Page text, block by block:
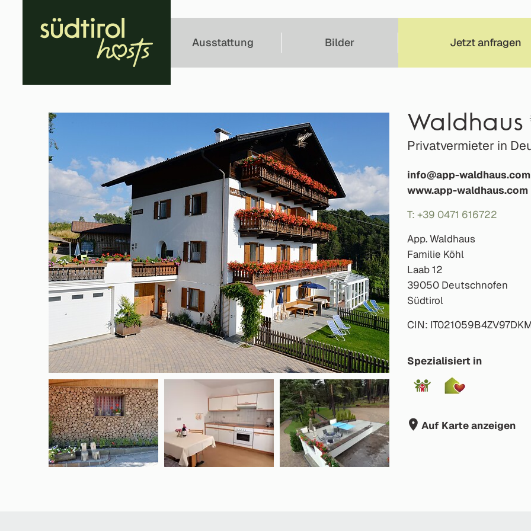
Kontakt Ausstattung Bilder Jetzt anfragen
Waldhaus
Privatvermieter in
info@app-waldhaus.com
www.app-waldhaus.com
T: +39 0471 616722
App. Waldhaus
Familie Köhl
Laab 12
39050 Deutschnofen
Südtirol
CIN:
Spezialisiert in
Auf Karte anzeigen